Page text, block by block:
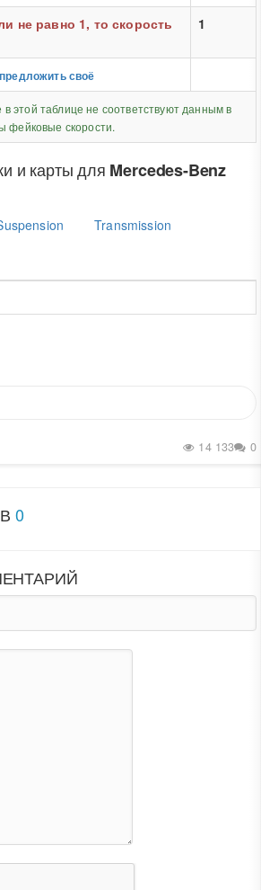
не равно 1, то скорость
1
предложить своё
этой таблице не соответствуют данным в
фейковые скорости.
и карты для Mercedes-Benz
Transmission
0
14 133
0